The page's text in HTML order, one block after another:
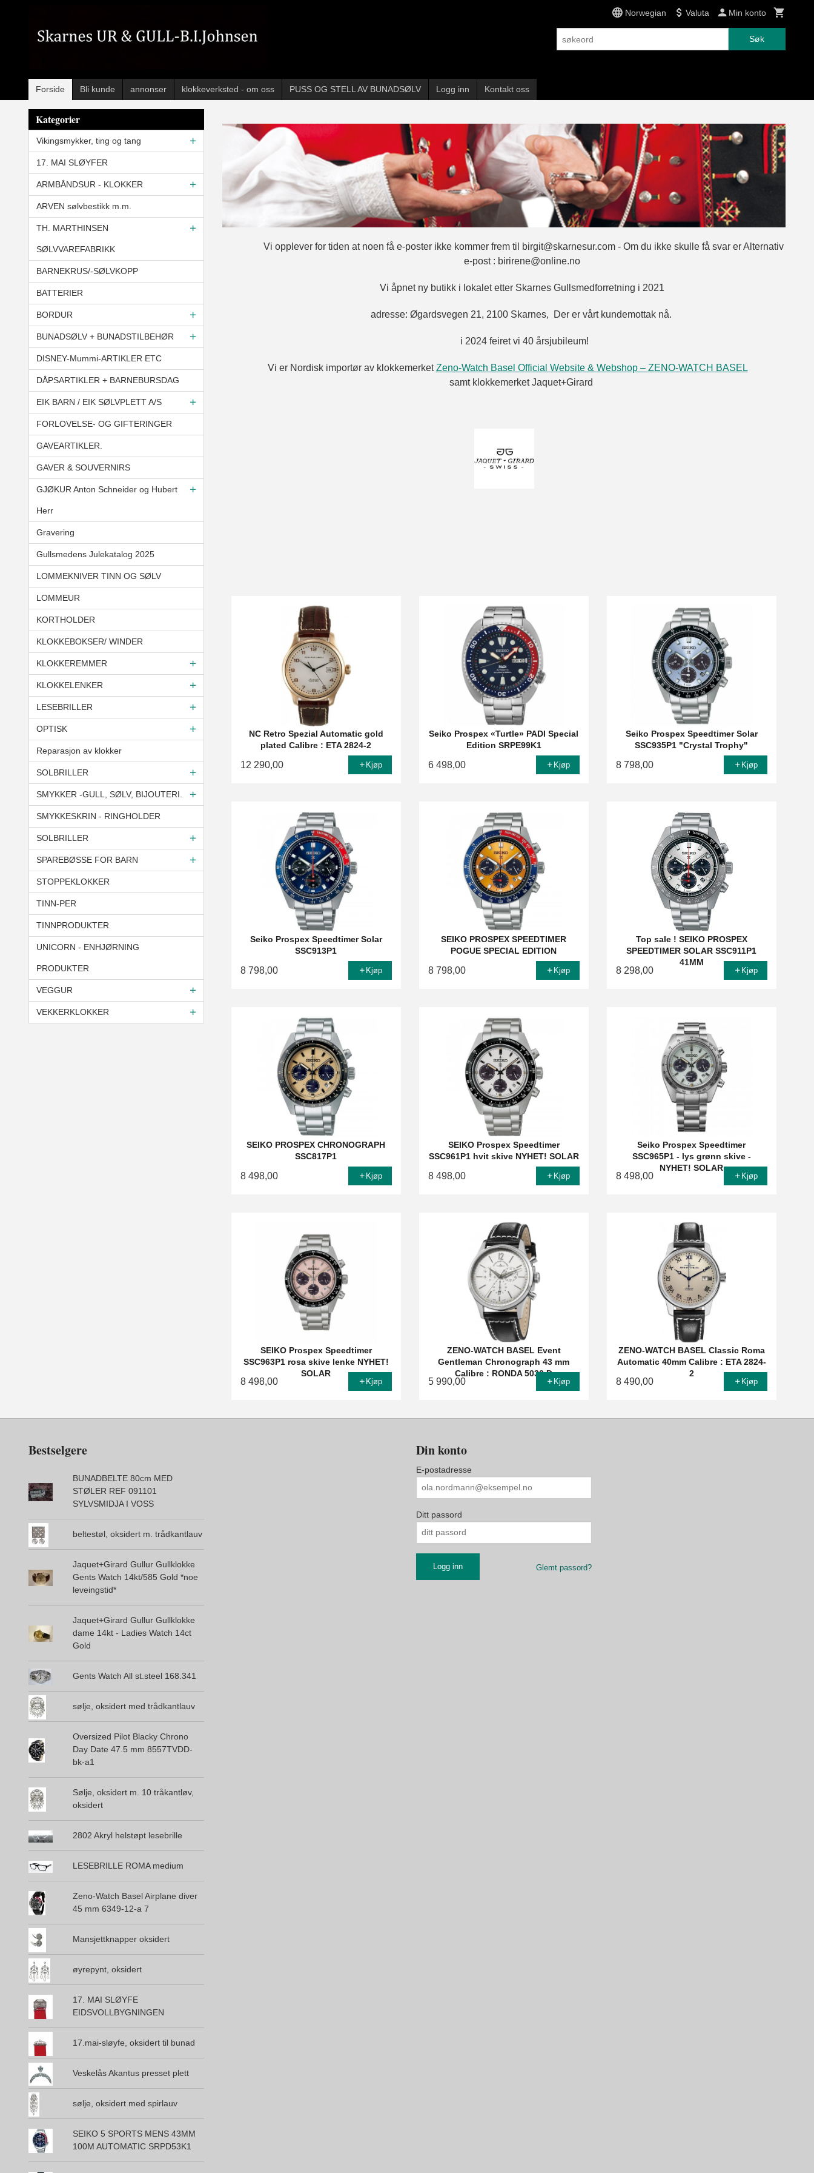
innholdet
Norwegian Valuta Min konto
Søk
Forside Bli kunde annonser klokkeverksted - om oss PUSS OG STELL AV BUNADSØLV Logg inn Kontakt oss
Kategorier
Vikingsmykker, ting og tang
17. MAI SLØYFER
ARMBÅNDSUR - KLOKKER
ARVEN sølvbestikk m.m.
TH. MARTHINSEN
SØLVVAREFABRIKK
BARNEKRUS/-SØLVKOPP
BATTERIER
BORDUR
BUNADSØLV + BUNADSTILBEHØR
DISNEY-Mummi-ARTIKLER ETC
DÅPSARTIKLER + BARNEBURSDAG
EIK BARN / EIK SØLVPLETT A/S
FORLOVELSE- OG GIFTERINGER
GAVEARTIKLER.
GAVER & SOUVERNIRS
GJØKUR Anton Schneider og Hubert
Herr
Gravering
Gullsmedens Julekatalog 2025
LOMMEKNIVER TINN OG SØLV
LOMMEUR
KORTHOLDER
KLOKKEBOKSER/ WINDER
KLOKKEREMMER
KLOKKELENKER
LESEBRILLER
OPTISK
Reparasjon av klokker
SOLBRILLER
SMYKKER -GULL, SØLV, BIJOUTERI.
SMYKKESKRIN - RINGHOLDER
SOLBRILLER
SPAREBØSSE FOR BARN
STOPPEKLOKKER
TINN-PER
TINNPRODUKTER
UNICORN - ENHJØRNING
PRODUKTER
VEGGUR
VEKKERKLOKKER
Vi opplever for tiden at noen få e-poster ikke kommer frem til birgit@skarnesur.com - Om du ikke skulle få svar er Alternativ
e-post : birirene@online.no
Vi åpnet ny butikk i lokalet etter Skarnes Gullsmedforretning i 2021
adresse: Øgardsvegen 21, 2100 Skarnes, Der er vårt kundemottak nå.
i 2024 feiret vi 40 årsjubileum!
Vi er Nordisk importør av klokkemerketZeno-Watch Basel Official Website & Webshop – ZENO-WATCH BASEL
samt klokkemerket Jaquet+Girard
NC Retro Spezial Automatic gold
plated Calibre : ETA 2824-2
12 290,00 Kjøp
Seiko Prospex «Turtle» PADI Special
Edition SRPE99K1
6 498,00 Kjøp
Seiko Prospex Speedtimer Solar
SSC935P1 "Crystal Trophy"
8 798,00 Kjøp
Seiko Prospex Speedtimer Solar
SSC913P1
8 798,00 Kjøp
SEIKO PROSPEX SPEEDTIMER
POGUE SPECIAL EDITION
8 798,00 Kjøp
Top sale ! SEIKO PROSPEX
SPEEDTIMER SOLAR SSC911P1
41MM
8 298,00 Kjøp
SEIKO PROSPEX CHRONOGRAPH
SSC817P1
8 498,00 Kjøp
SEIKO Prospex Speedtimer
SSC961P1 hvit skive NYHET! SOLAR
8 498,00 Kjøp
Seiko Prospex Speedtimer
SSC965P1 - lys grønn skive -
NYHET! SOLAR
8 498,00 Kjøp
SEIKO Prospex Speedtimer
SSC963P1 rosa skive lenke NYHET!
SOLAR
8 498,00 Kjøp
ZENO-WATCH BASEL Event
Gentleman Chronograph 43 mm
Calibre : RONDA 5030.D
5 990,00 Kjøp
ZENO-WATCH BASEL Classic Roma
Automatic 40mm Calibre : ETA 2824-
2
8 490,00 Kjøp
Bestselgere
BUNADBELTE 80cm MED
STØLER REF 091101
SYLVSMIDJA I VOSS
beltestøl, oksidert m. trådkantlauv
Jaquet+Girard Gullur Gullklokke
Gents Watch 14kt/585 Gold *noe
leveingstid*
Jaquet+Girard Gullur Gullklokke
dame 14kt - Ladies Watch 14ct
Gold
Gents Watch All st.steel 168.341
sølje, oksidert med trådkantlauv
Oversized Pilot Blacky Chrono
Day Date 47.5 mm 8557TVDD-
bk-a1
Sølje, oksidert m. 10 tråkantløv,
oksidert
2802 Akryl helstøpt lesebrille
LESEBRILLE ROMA medium
Zeno-Watch Basel Airplane diver
45 mm 6349-12-a 7
Mansjettknapper oksidert
øyrepynt, oksidert
17. MAI SLØYFE
EIDSVOLLBYGNINGEN
17.mai-sløyfe, oksidert til bunad
Veskelås Akantus presset plett
sølje, oksidert med spirlauv
SEIKO 5 SPORTS MENS 43MM
100M AUTOMATIC SRPD53K1
Din konto
E-postadresse
Ditt passord
Glemt passord?